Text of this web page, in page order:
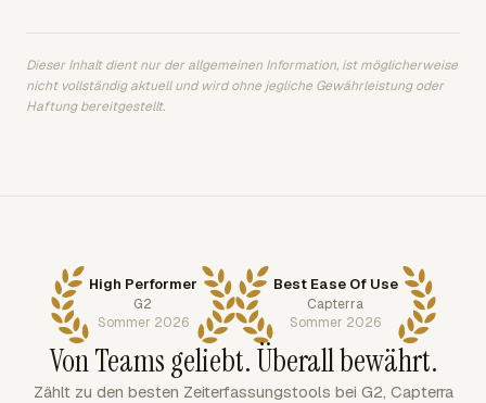
Dieser Inhalt dient nur der allgemeinen Information, ist möglicherweise
nicht vollständig aktuell und wird ohne jegliche Gewährleistung oder
Haftung bereitgestellt.
High Performer
G2
Sommer 2026
Best Ease Of Use
Capterra
Sommer 2026
Von Teams geliebt. Überall bewährt.
Zählt zu den besten Zeiterfassungstools bei G2, Capterra